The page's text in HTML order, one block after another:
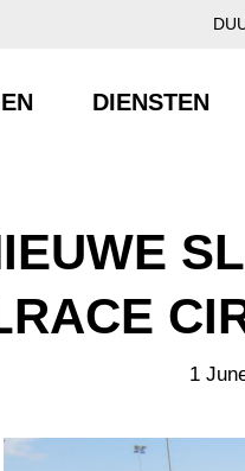
DIENSTEN
1